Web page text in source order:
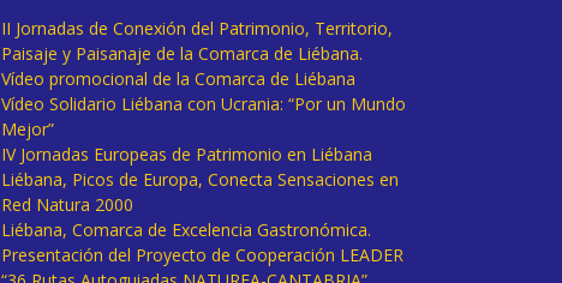
II Jornadas de Conexión del Patrimonio, Territorio,
Paisaje y Paisanaje de la Comarca de Liébana.
Vídeo promocional de la Comarca de Liébana
Vídeo Solidario Liébana con Ucrania: “Por un Mundo
Mejor”
IV Jornadas Europeas de Patrimonio en Liébana
Liébana, Picos de Europa, Conecta Sensaciones en
Red Natura 2000
Liébana, Comarca de Excelencia Gastronómica.
Presentación del Proyecto de Cooperación LEADER